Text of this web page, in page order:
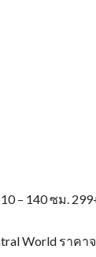
– 140 ซม.
World ราค